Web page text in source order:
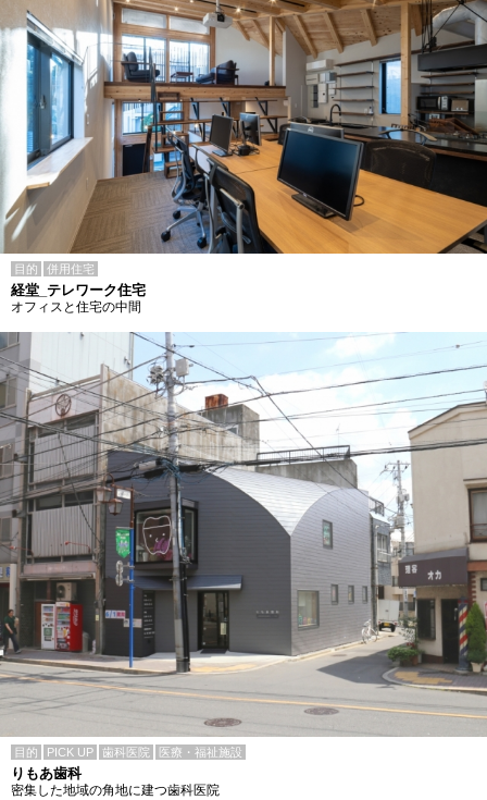
目的 併用住宅
経堂_テレワーク住宅
オフィスと住宅の中間
目的 PICK UP 歯科医院 医療・福祉施設
りもあ歯科
密集した地域の角地に建つ歯科医院